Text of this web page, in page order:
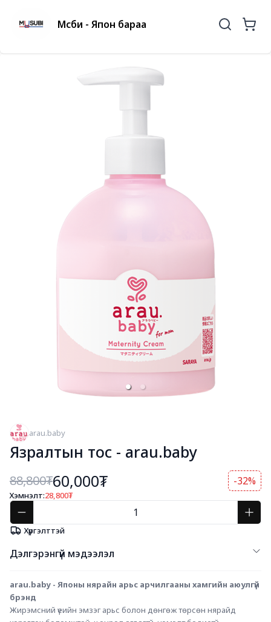
Мүсүби - Япон бараа
arau.baby
Язралтын тос - arau.baby
88,800₮60,000₮ -32%
Хэмнэлт:28,800₮
Хүргэлттэй
Дэлгэрэнгүй мэдээлэл
arau.baby - Японы нярайн арьс арчилгааны хамгийн аюулгүй
брэнд
Жирэмсний үеийн эмзэг арьс болон дөнгөж төрсөн нярайд